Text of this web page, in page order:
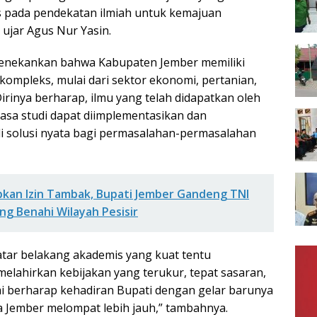
pendekatan ilmiah untuk kemajuan
Agus Nur Yasin.
bahwa Kabupaten Jember memiliki
mulai dari sektor ekonomi, pertanian,
berharap, ilmu yang telah didapatkan oleh
studi dapat diimplementasikan dan
solusi nyata bagi permasalahan-permasalahan
Izin Tambak, Bupati Jember Gandeng TNI
Benahi Wilayah Pesisir
belakang akademis yang kuat tentu
kebijakan yang terukur, tepat sasaran,
berharap kehadiran Bupati dengan gelar barunya
melompat lebih jauh,” tambahnya.